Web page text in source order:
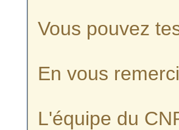
Vous pouvez
En vous
L'équipe du